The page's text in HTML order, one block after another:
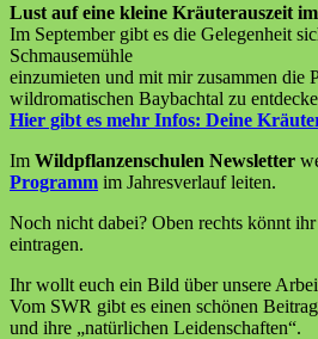
Lust auf eine kleine Kräuterauszeit
Im September gibt es die Gelegenheit
Schmausemühle
einzumieten und mit mir zusammen die
wildromatischen Baybachtal zu
Hier gibt es mehr Infos: Deine
Im Wildpflanzenschulen Newsletter
Programm im Jahresverlauf leiten.
Noch nicht dabei? Oben rechts könnt
eintragen.
Ihr wollt euch ein Bild über unsere
Vom SWR gibt es einen schönen
und ihre „natürlichen Leidenschaften“.